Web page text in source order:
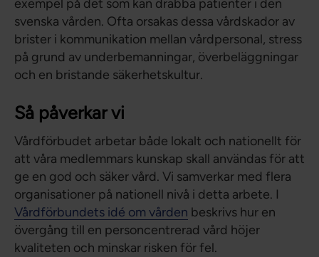
exempel på det som kan drabba patienter i den
svenska vården. Ofta orsakas dessa vårdskador av
brister i kommunikation mellan vårdpersonal, stress
på grund av underbemanningar, överbeläggningar
och en bristande säkerhetskultur.
Så påverkar vi
Vårdförbudet arbetar både lokalt och nationellt för
att våra medlemmars kunskap skall användas för att
ge en god och säker vård. Vi samverkar med flera
organisationer på nationell nivå i detta arbete. I
Vårdförbundets idé om vården beskrivs hur en
övergång till en personcentrerad vård höjer
kvaliteten och minskar risken för fel.